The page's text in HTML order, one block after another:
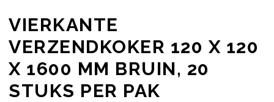
VIERKANTE
VERZENDKOKER 120 X 120
X 1600 MM BRUIN, 20
STUKS PER PAK